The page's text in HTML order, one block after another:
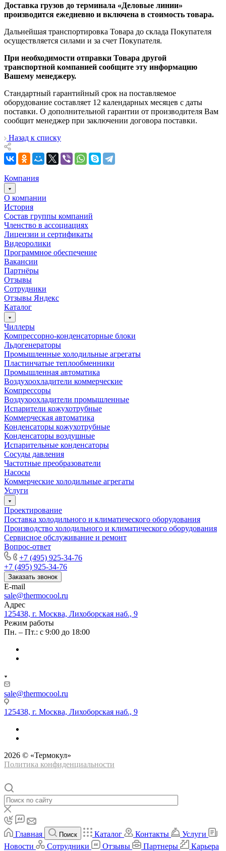
Доставка грузов до терминала «Деловые линии»
производится ежедневно и включена в стоимость товара.
Дальнейшая транспортировка Товара до склада Покупателя
осуществляется силами и за счет Покупателя.
При необходимости отправки Товара другой
транспортной компанией сообщите эту информацию
Вашему менеджеру.
Стандартный гарантийный срок на поставляемое
оборудование составляет 12 календарных месяцев с даты
поставки. О дополнительной гарантии от производителя Вам
сообщит менеджер при заключении договора поставки.
Назад к списку
Компания
О компании
История
Состав группы компаний
Членство в ассоциациях
Лицензии и сертификаты
Видеоролики
Программное обеспечение
Вакансии
Партнёры
Отзывы
Сотрудники
Отзывы Яндекс
Каталог
Чиллеры
Компрессорно-конденсаторные блоки
Льдогенераторы
Промышленные холодильные агрегаты
Пластинчатые теплообменники
Промышленная автоматика
Воздухоохладители коммерческие
Компрессоры
Воздухоохладители промышленные
Испарители кожухотрубные
Коммерческая автоматика
Конденсаторы кожухотрубные
Конденсаторы воздушные
Испарительные конденсаторы
Сосуды давления
Частотные преобразователи
Насосы
Коммерческие холодильные агрегаты
Услуги
Проектирование
Поставка холодильного и климатического оборудования
Производство холодильного и климатического оборудования
Сервисное обслуживание и ремонт
Вопрос-ответ
+7 (495) 925-34-76
+7 (495) 925-34-76
Заказать звонок
E-mail
sale@thermocool.ru
Адрес
125438, г. Москва, Лихоборская наб., 9
Режим работы
Пн. – Пт.: с 9:00 до 18:00
sale@thermocool.ru
125438, г. Москва, Лихоборская наб., 9
2026 © «Термокул»
Политика конфиденциальности
Главная Поиск Каталог Контакты
Услуги
Новости
Сотрудники Отзывы Партнеры Карьера